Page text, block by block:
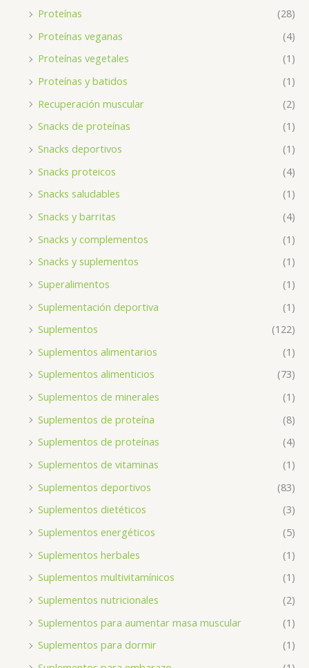
Proteínas
(28)
Proteínas veganas
(4)
Proteínas vegetales
(1)
Proteínas y batidos
(1)
Recuperación muscular
(2)
Snacks de proteínas
(1)
Snacks deportivos
(1)
Snacks proteicos
(4)
Snacks saludables
(1)
Snacks y barritas
(4)
Snacks y complementos
(1)
Snacks y suplementos
(1)
Superalimentos
(1)
Suplementación deportiva
(1)
Suplementos
(122)
Suplementos alimentarios
(1)
Suplementos alimenticios
(73)
Suplementos de minerales
(1)
Suplementos de proteína
(8)
Suplementos de proteínas
(4)
Suplementos de vitaminas
(1)
Suplementos deportivos
(83)
Suplementos dietéticos
(3)
Suplementos energéticos
(5)
Suplementos herbales
(1)
Suplementos multivitamínicos
(1)
Suplementos nutricionales
(2)
Suplementos para aumentar masa muscular
(1)
Suplementos para dormir
(1)